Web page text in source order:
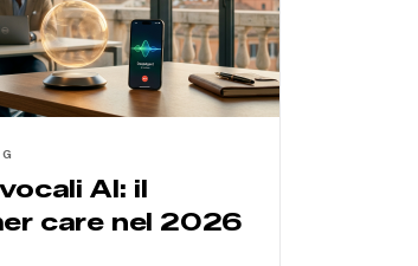
AI: il
care nel 2026